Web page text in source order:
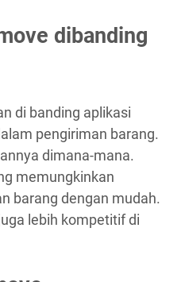
dibanding
di banding aplikasi
pengiriman barang.
dimana-mana.
memungkinkan
barang dengan mudah.
lebih kompetitif di